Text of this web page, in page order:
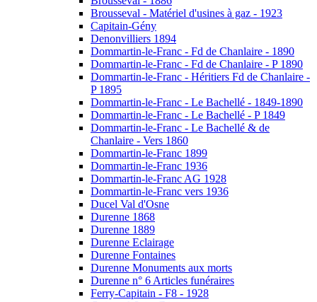
Brousseval - Matériel d'usines à gaz - 1923
Capitain-Gény
Denonvilliers 1894
Dommartin-le-Franc - Fd de Chanlaire - 1890
Dommartin-le-Franc - Fd de Chanlaire - P 1890
Dommartin-le-Franc - Héritiers Fd de Chanlaire -
P 1895
Dommartin-le-Franc - Le Bachellé - 1849-1890
Dommartin-le-Franc - Le Bachellé - P 1849
Dommartin-le-Franc - Le Bachellé & de
Chanlaire - Vers 1860
Dommartin-le-Franc 1899
Dommartin-le-Franc 1936
Dommartin-le-Franc AG 1928
Dommartin-le-Franc vers 1936
Ducel Val d'Osne
Durenne 1868
Durenne 1889
Durenne Eclairage
Durenne Fontaines
Durenne Monuments aux morts
Durenne n° 6 Articles funéraires
Ferry-Capitain - F8 - 1928